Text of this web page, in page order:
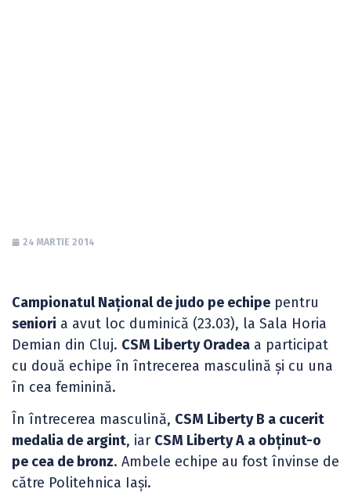
24 MARTIE 2014
Campionatul Național de judo pe echipe pentru
seniori a avut loc duminică (23.03), la Sala Horia
Demian din Cluj. CSM Liberty Oradea a participat
cu două echipe în întrecerea masculină și cu una
în cea feminină.
În întrecerea masculină, CSM Liberty B a cucerit
medalia de argint, iar CSM Liberty A a obținut-o
pe cea de bronz. Ambele echipe au fost învinse de
către Politehnica Iași.